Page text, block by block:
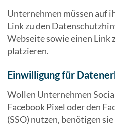
Unternehmen müssen auf
Link zu den
Webseite sowie einen Link
platzieren.
Einwilligung für
Wollen Unternehmen
Facebook Pixel oder den
(SSO) nutzen, benötigen